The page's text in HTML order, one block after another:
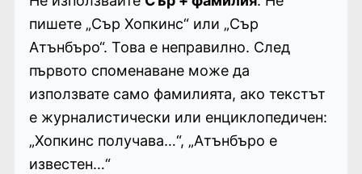
пишете „Сър Хопкинс“ или „Сър
Атънбъро“. Това е неправилно. След
първото споменаване може да
използвате само фамилията, ако текстът
е журналистически или енциклопедичен:
„Хопкинс получава…“, „Атънбъро е
известен…“